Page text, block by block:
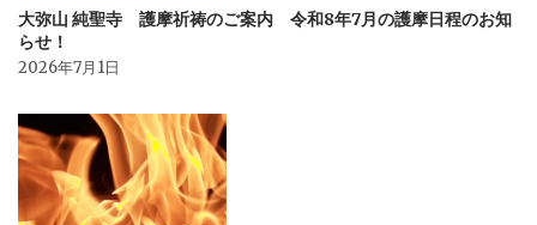
大弥山 純聖寺 護摩祈祷のご案内 令和8年7月の護摩日程のお知
らせ！
2026年7月1日